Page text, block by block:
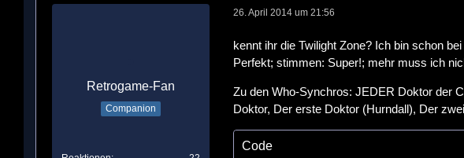
Retrogame-Fan
Companion
26. April 2014 um 21:56
kennt ihr die Twilight Zone? Ich bin schon
Perfekt; stimmen: Super!; mehr muss ich
Zu den Who-Synchros: JEDER Doktor der
Doktor, Der erste Doktor (Hurndall), Der
Code